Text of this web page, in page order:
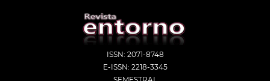
ISSN: 2071-8748
E-ISSN: 2218-3345